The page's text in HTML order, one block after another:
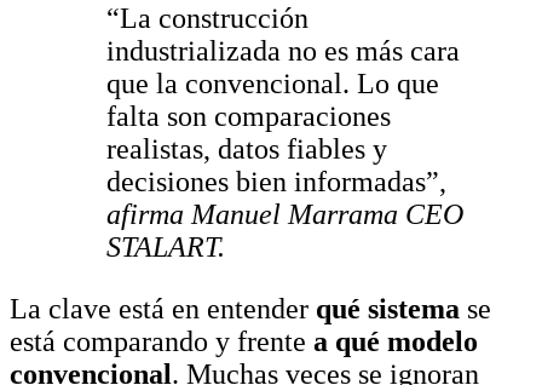
“La construcción
industrializada no es más cara
que la convencional. Lo que
falta son comparaciones
realistas, datos fiables y
decisiones bien informadas”,
afirma Manuel Marrama CEO
STALART.
La clave está en entender qué sistema se
está comparando y frente a qué modelo
convencional. Muchas veces se ignoran